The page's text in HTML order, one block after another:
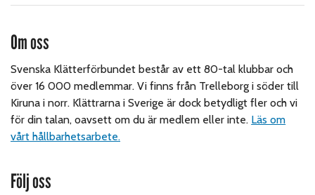
Om oss
Svenska Klätterförbundet består av ett 80-tal klubbar och
över 16 000 medlemmar. Vi finns från Trelleborg i söder till
Kiruna i norr. Klättrarna i Sverige är dock betydligt fler och vi
för din talan, oavsett om du är medlem eller inte. Läs om
vårt hållbarhetsarbete.
Följ oss